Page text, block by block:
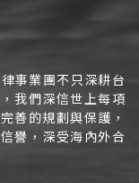
事業團不只深耕台
我們深信世上每項
善的規劃與保護，
譽，深受海內外合